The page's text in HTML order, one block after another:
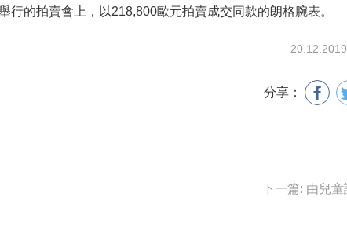
行的拍賣會上，以218,800歐元拍賣成交同款的朗格腕表。
20.12.2019
分享：